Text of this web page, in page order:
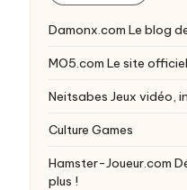
Damonx.com Le blog
MO5.com Le site
Neitsabes Jeux vidéo,
Culture Games
Hamster-Joueur.com
plus !